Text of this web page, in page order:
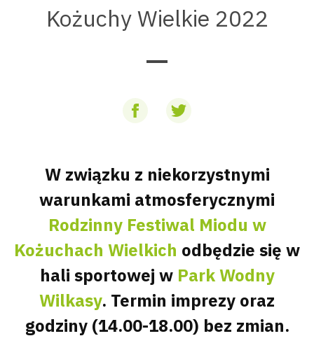
Kożuchy Wielkie 2022
W związku z niekorzystnymi
warunkami atmosferycznymi
Rodzinny Festiwal Miodu w
Kożuchach Wielkich odbędzie się w
hali sportowej w Park Wodny
Wilkasy. Termin imprezy oraz
godziny (14.00-18.00) bez zmian.